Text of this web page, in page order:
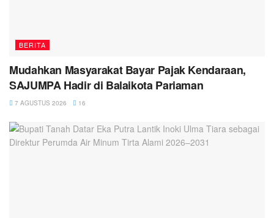
BERITA
Mudahkan Masyarakat Bayar Pajak Kendaraan,
SAJUMPA Hadir di Balaikota Pariaman
7 AGUSTUS 2026 16